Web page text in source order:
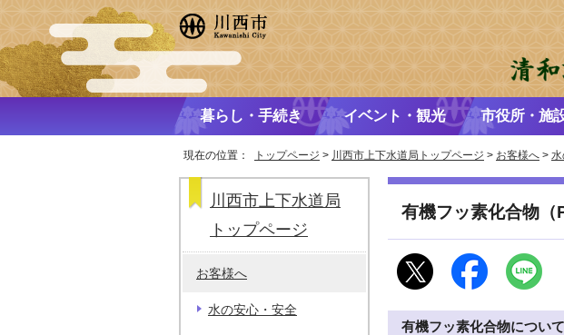
暮らし・手続き イベント・観光 市役所・施
現在の位置： トップページ > 川西市上下水道局トップページ > お客様へ >
有機フッ素化合物
有機フッ素化合物について
川西市上下水道局
トップページ
お客様へ
水の安心・安全